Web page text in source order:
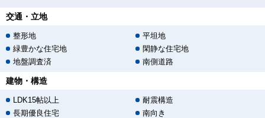
交通・立地
整形地
平坦地
緑豊かな住宅地
閑静な住宅地
地盤調査済
南側道路
建物・構造
LDK15帖以上
耐震構造
長期優良住宅
南向き